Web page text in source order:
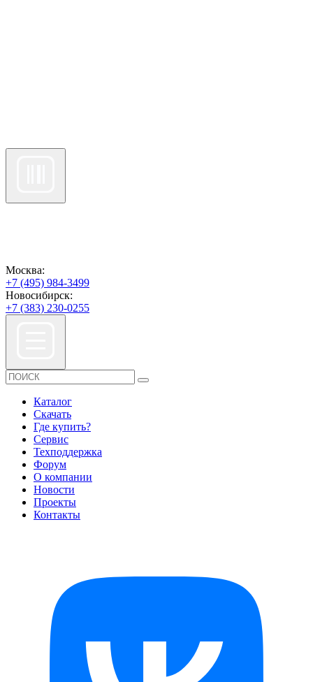
Москва:
+7 (495) 984-3499
Новосибирск:
+7 (383) 230-0255
Каталог
Скачать
Где купить?
Сервис
Техподдержка
Форум
О компании
Новости
Проекты
Контакты